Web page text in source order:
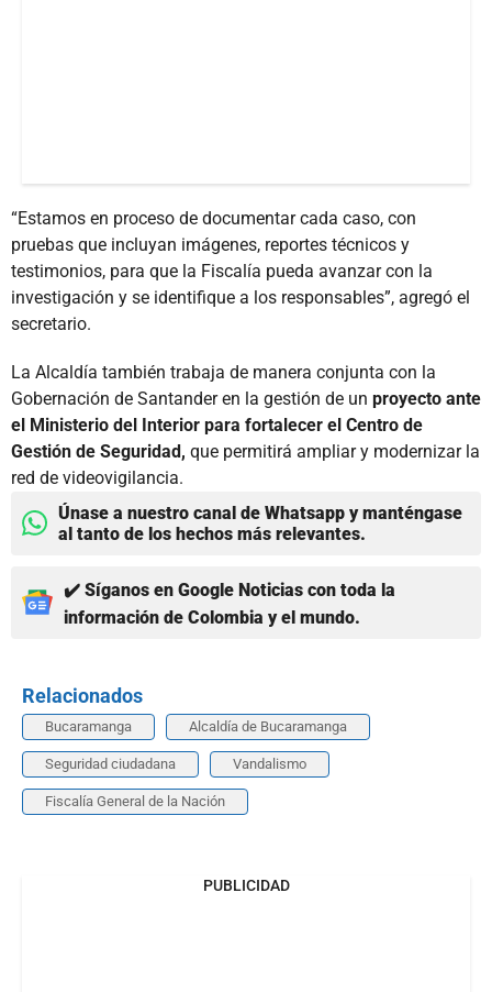
“Estamos en proceso de documentar cada caso, con
pruebas que incluyan imágenes, reportes técnicos y
testimonios, para que la Fiscalía pueda avanzar con la
investigación y se identifique a los responsables”, agregó el
secretario.
La Alcaldía también trabaja de manera conjunta con la
Gobernación de Santander en la gestión de un proyecto ante
el Ministerio del Interior para fortalecer el Centro de
Gestión de Seguridad, que permitirá ampliar y modernizar la
red de videovigilancia.
Únase a nuestro canal de Whatsapp y manténgase
al tanto de los hechos más relevantes.
✔️ Síganos en Google Noticias con toda la
información de Colombia y el mundo.
Relacionados
Bucaramanga Alcaldía de Bucaramanga
Seguridad ciudadana Vandalismo
Fiscalía General de la Nación
PUBLICIDAD